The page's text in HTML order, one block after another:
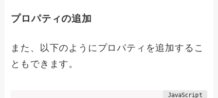
プロパティの追加
また、以下のようにプロパティを追加するこ
ともできます。